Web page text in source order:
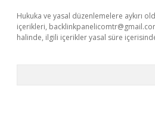
Hukuka ve yasal düzenlemelere aykırı
içerikleri,
halinde, ilgili içerikler yasal süre